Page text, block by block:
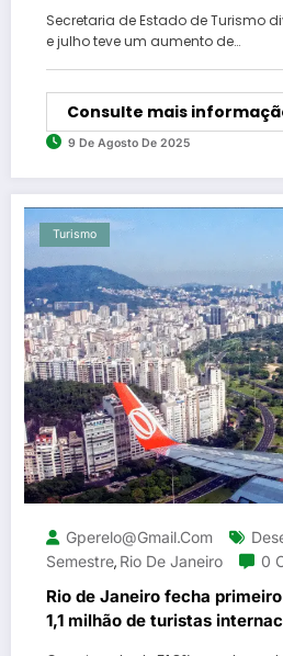
Secretaria de Estado de Turismo
e julho teve um aumento de…
Consulte mais
9 De Agosto De 2025
Turismo
Gperelo@gmail.com
Semestre, Rio De Janeiro 0
Rio de Janeiro fecha
1,1 milhão de turistas